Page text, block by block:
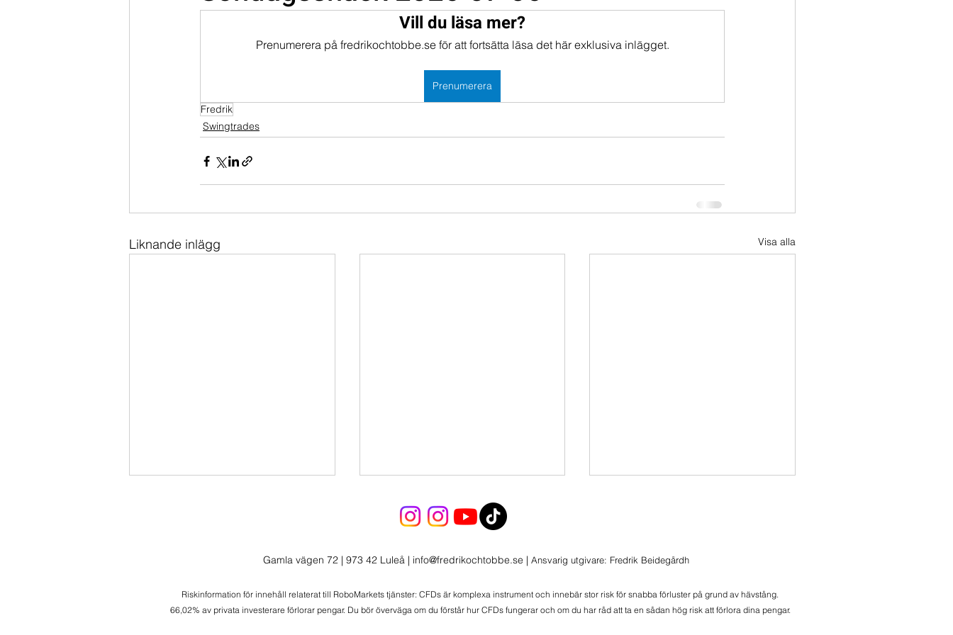
Portföljer
Vill du läsa mer?
Prenumerera på fredrikochtobbe.se för att fortsätta läsa det här exklusiva inlägget.
Prenumerera
Fredrik
Swingtrades
Liknande inlägg Visa alla
60% ner till 50%. Bra kudde idag!
Skalar ner positionen i Kort
Nasdaq
80% av initial size till 60% och
volla på Nvidias rapport.
Samtidigt har vi ungefär bara 2%
Nasdaq kort - skalar ner
Gamla vägen 72 | 973 42 Luleå | info@fredrikochtobbe.se | Ansvarig utgivare: Fredrik Beidegårdh
Riskinformation för innehåll relaterat till RoboMarkets tjänster: CFDs är komplexa instrument och innebär stor risk för snabba förluster på grund av hävstång.
66,02% av privata investerare förlorar pengar. Du bör överväga om du förstår hur CFDs fungerar och om du har råd att ta en sådan hög risk att förlora dina pengar.